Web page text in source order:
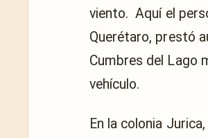
viento. Aquí el
Querétaro, prestó
Cumbres del Lago
vehículo.
En la colonia